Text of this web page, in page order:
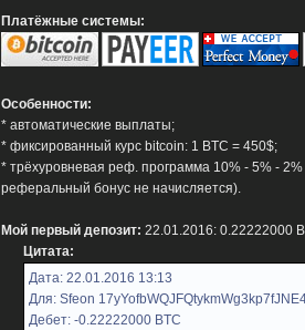
Платёжные системы:
Особенности:
* автоматические выплаты;
* фиксированный курс bitcoin: 1 BTC = 450$;
* трёхуровневая реф. программа 10% - 5% -
реферальный бонус не начисляется).
Мой первый депозит: 22.01.2016: 0.22222000
Цитата:
Дата: 22.01.2016 13:13
Для: Sfeon
Дебет: -0.22222000 BTC